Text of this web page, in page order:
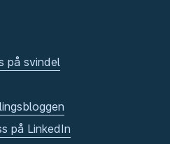
på svindel
på LinkedIn